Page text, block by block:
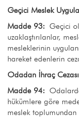
Geçici Meslek
Madde 93: Geçici
uzaklaştırılanlar,
mesleklerinin
hareket edenlerin
Odadan İhraç Cezası
Madde 94:
hükümlere göre
meslek toplumundan